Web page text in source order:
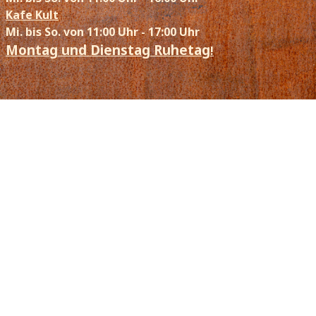
Kafe Kult
Mi. bis So. von 11:00 Uhr - 17:00 Uhr
Montag und Dienstag Ruhetag!